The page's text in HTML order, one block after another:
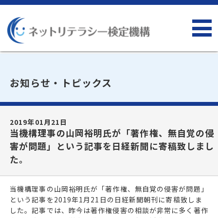
お知らせ・トピックス
2019年01月21日
当機構理事の山岡裕明氏が「著作権、無自覚の侵
害が問題」という記事を日経新聞に寄稿致しまし
た。
当機構理事の山岡裕明氏が「著作権、無自覚の侵害が問題」
という記事を2019年1月21日の日経新聞朝刊に寄稿致しま
した。記事では、昨今は著作権侵害の相談が非常に多く著作